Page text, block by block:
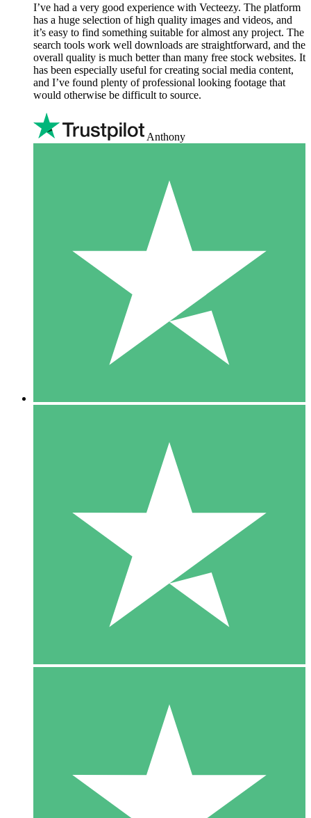
I’ve had a very good experience with Vecteezy. The platform
has a huge selection of high quality images and videos, and
it’s easy to find something suitable for almost any project. The
search tools work well downloads are straightforward, and the
overall quality is much better than many free stock websites. It
has been especially useful for creating social media content,
and I’ve found plenty of professional looking footage that
would otherwise be difficult to source.
Anthony